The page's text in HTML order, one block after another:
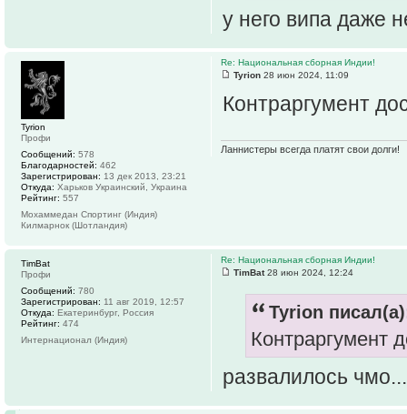
у него випа даже
Re: Национальная сборная Индии!
Tyrion 28 июн 2024, 11:09
Контраргумент
Ланнистеры всегда платят свои долги!
Tyrion
Профи
Сообщений: 578
Благодарностей: 462
Зарегистрирован: 13 дек 2013, 23:21
Откуда: Харьков Украинский, Украина
Рейтинг: 557
Мохаммедан Спортинг (Индия)
Килмарнок (Шотландия)
Re: Национальная сборная Индии!
TimBat28 июн 2024, 12:24
Tyrion
Контраргумент
развалилось
TimBat
Профи
Сообщений: 780
Зарегистрирован: 11 авг 2019, 12:57
Откуда: Екатеринбург, Россия
Рейтинг: 474
Интернационал (Индия)